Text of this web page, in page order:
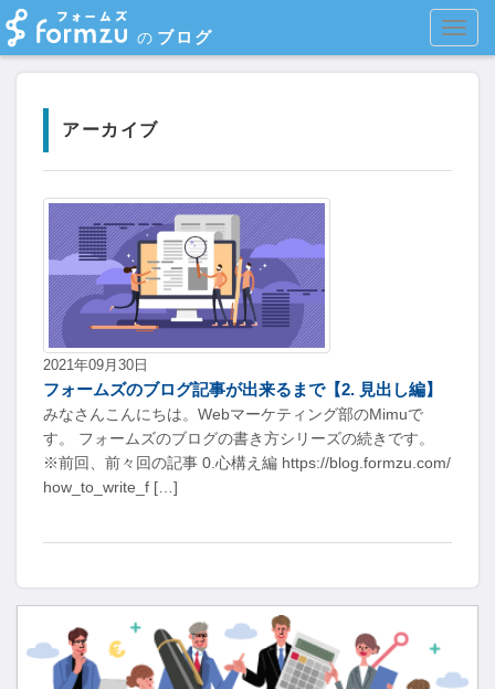
の ブログ
アーカイブ
2021年09月30日
フォームズのブログ記事が出来るまで【2. 見出し編】
みなさんこんにちは。Webマーケティング部のMimuで
す。 フォームズのブログの書き方シリーズの続きです。
※前回、前々回の記事 0.心構え編 https://blog.formzu.com/
how_to_write_f […]